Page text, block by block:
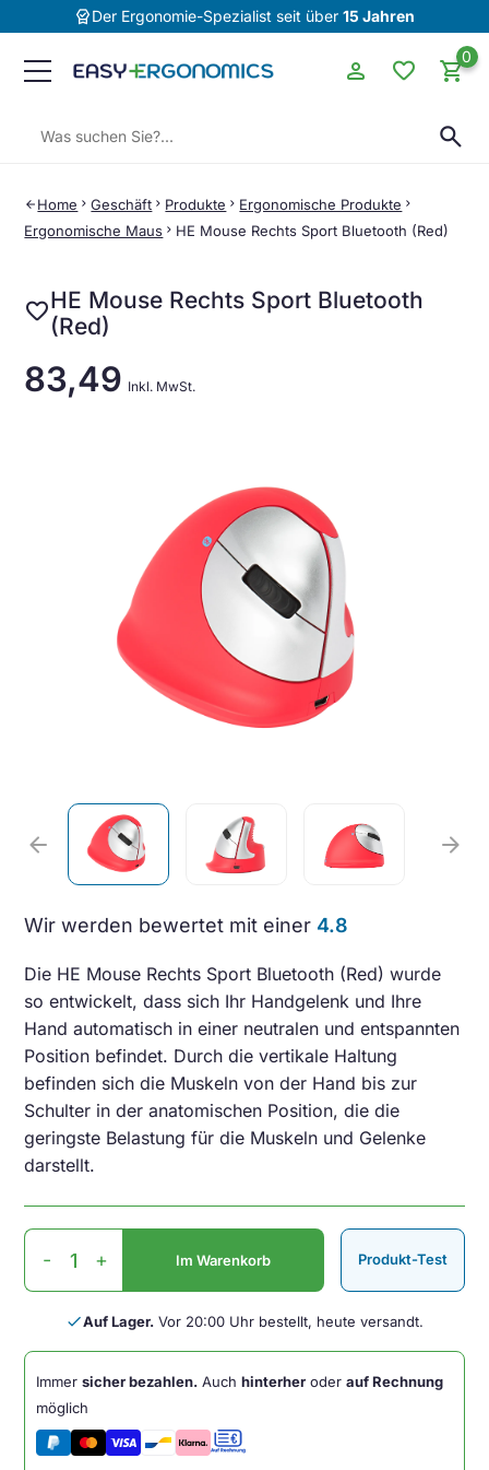
editor_choiceDer Ergonomie-Spezialist seit über 15 Jahren
search
person favorite 0
shopping_cart
arrow_back Home chevron_rightGeschäft chevron_right Produkte chevron_right Ergonomische Produkte chevron_right
Ergonomische Maus chevron_right HE Mouse Rechts Sport Bluetooth (Red)
arrow_back arrow_forward
favoriteHE Mouse Rechts Sport Bluetooth
(Red)
83,49 Inkl. MwSt.
Wir werden bewertet mit einer 4.8
Die HE Mouse Rechts Sport Bluetooth (Red) wurde
so entwickelt, dass sich Ihr Handgelenk und Ihre
Hand automatisch in einer neutralen und entspannten
Position befindet. Durch die vertikale Haltung
befinden sich die Muskeln von der Hand bis zur
Schulter in der anatomischen Position, die die
geringste Belastung für die Muskeln und Gelenke
darstellt.
HE
Mouse
Rechts
- + Im Warenkorb Produkt-Test
doneAuf Lager. Vor 20:00 Uhr bestellt, heute versandt.
Immersicher bezahlen. Auchhinterher oderauf Rechnung
möglich